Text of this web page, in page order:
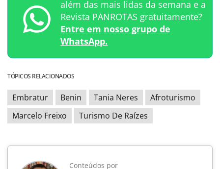
além das mais lidas da semana e a
Revista PANROTAS gratuitamente?
Entre em nosso grupo de
WhatsApp.
TÓPICOS RELACIONADOS
Embratur Benin Tania Neres
Afroturismo
Marcelo Freixo
Turismo De Raízes
Conteúdos por